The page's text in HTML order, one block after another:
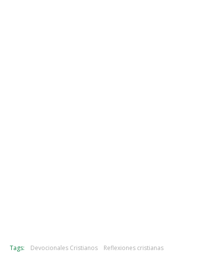
Tags: Devocionales Cristianos Reflexiones cristianas